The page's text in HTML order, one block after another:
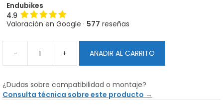
Endubikes
4.9
Valoración en Google · 577 reseñas
-
Espaciadores
de
Hope
Space
+ AÑADIR AL CARRITO
¿Dudas sobre compatibilidad o montaje?
Consulta técnica sobre este producto →